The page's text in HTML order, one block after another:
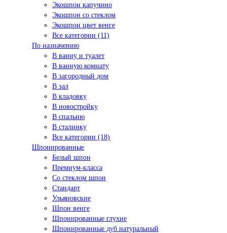
Экошпон капучино
Экошпон со стеклом
Экошпон цвет венге
Все категории (11)
По назначению
В ванну и туалет
В ванную комнату
В загородный дом
В зал
В кладовку
В новостройку
В спальню
В сталинку
Все категории (18)
Шпонированные
Белый шпон
Премиум-класса
Со стеклом шпон
Стандарт
Ульяновские
Шпон венге
Шпонированные глухие
Шпонированные дуб натуральный